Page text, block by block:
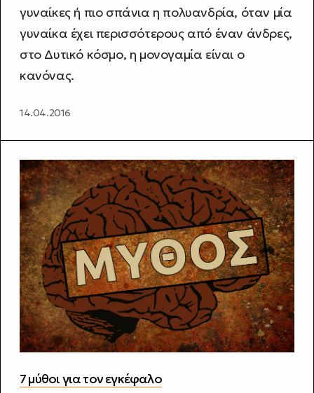
γυναίκες ή πιο σπάνια η πολυανδρία, όταν μία
γυναίκα έχει περισσότερους από έναν άνδρες,
στο Δυτικό κόσμο, η μονογαμία είναι ο
κανόνας.
14.04.2016
7 μύθοι για τον εγκέφαλο